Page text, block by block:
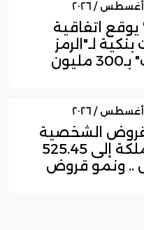
يوقع اتفاقية
لـ"الرمز
للعقارات" بـ300 مليون
الشخصية
في المملكة إلى 525.45
.. ونمو قروض